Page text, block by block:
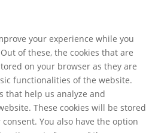
your experience while you
of these, the cookies that are
on your browser as they are
functionalities of the website.
that help us analyze and
These cookies will be stored
You also have the option